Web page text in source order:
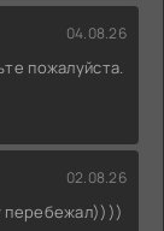
04.08.26
пожалуйста.
02.08.26
перебежал))))